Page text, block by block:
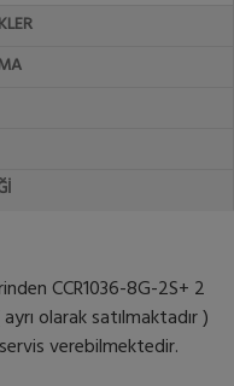
CCR1036-8G-2S+ 2
olarak satılmaktadır )
verebilmektedir.